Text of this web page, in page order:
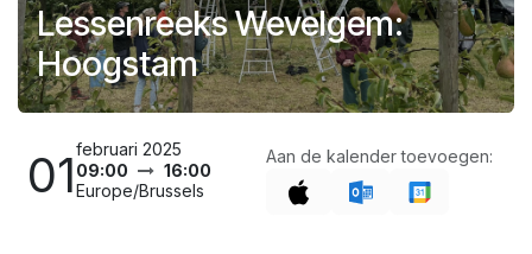
Lessenreeks Wevelgem:
Hoogstam
01februari 2025
09:00
16:00
Europe/Brussels
Aan de kalender toevoegen: